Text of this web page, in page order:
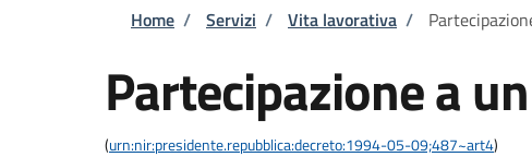
Briciole di pane
Home / Servizi / Vita lavorativa /
Partecipazione a
(urn:nir:presidente.repubblica:decreto:1994-05-09;487~art4)